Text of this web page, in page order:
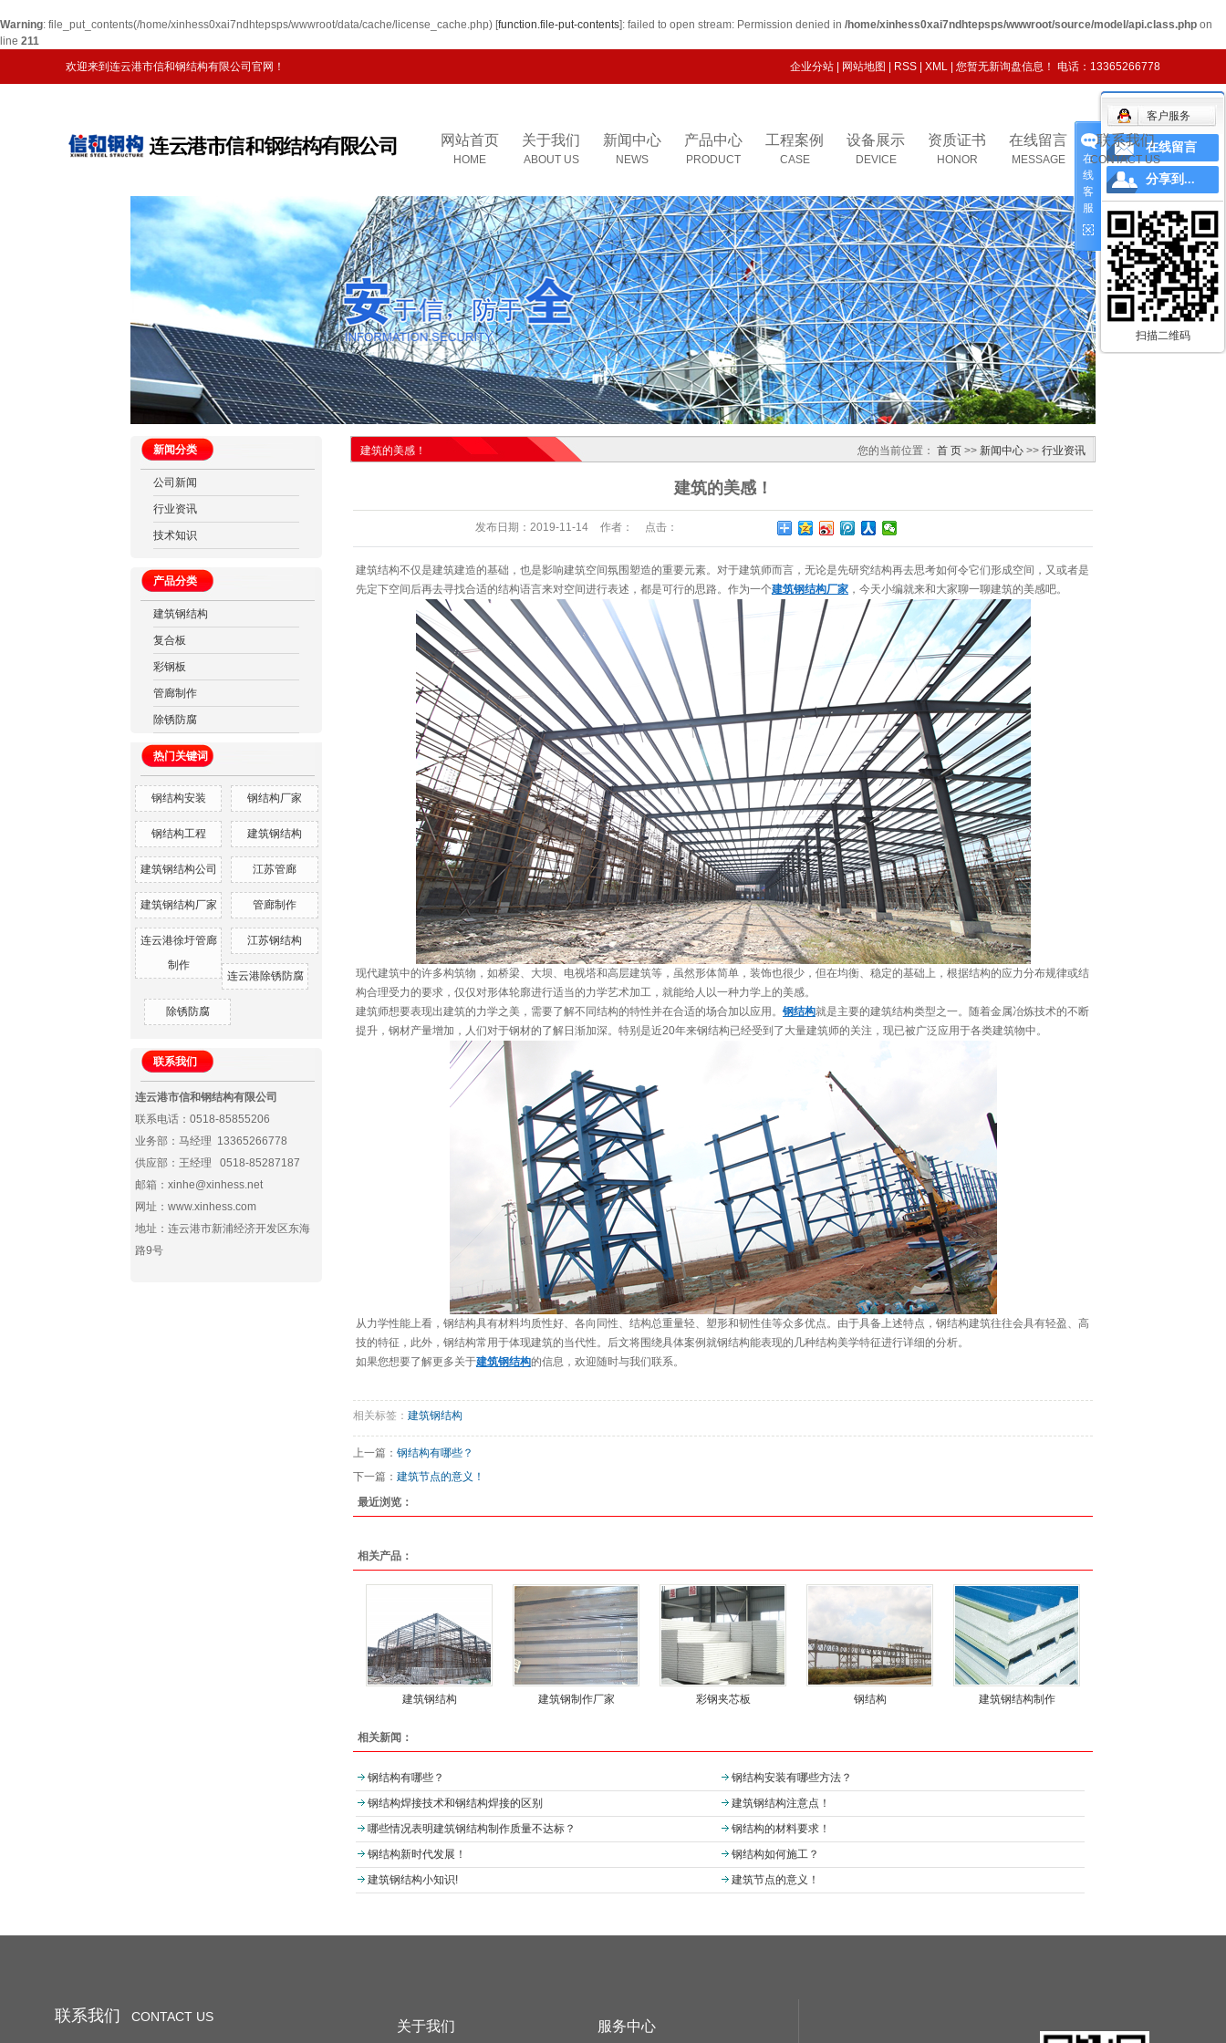
Warning: file_put_contents(/home/xinhess0xai7ndhtepsps/wwwroot/data/cache/license_cache.php) [function.file-put-contents]: failed to open stream: Permission denied in /home/xinhess0xai7ndhtepsps/wwwroot/source/model/api.class.php on
line 211
欢迎来到连云港市信和钢结构有限公司官网！
企业分站 网站地图 RSS XML 您暂无新询盘信息！ 电话：13365266778
网站首页
HOME
关于我们
ABOUT US
联系我们
车间现场
新闻中心
NEWS
行业资讯
技术知识
产品中心
PRODUCT
复合板
彩钢板
管廊制作
除锈防腐
工程案例
CASE
设备展示
DEVICE
资质证书
HONOR
在线留言
MESSAGE
联系我们
CONTACT US
新闻分类
公司新闻
行业资讯
技术知识
产品分类
建筑钢结构
复合板
彩钢板
管廊制作
除锈防腐
热门关键词
钢结构安装 钢结构厂家
钢结构工程 建筑钢结构
建筑钢结构公司 江苏管廊
建筑钢结构厂家 管廊制作
连云港徐圩管廊
制作
江苏钢结构
连云港除锈防腐
除锈防腐
联系我们
连云港市信和钢结构有限公司
联系电话：0518-85855206
业务部：马经理 13365266778
供应部：王经理 0518-85287187
邮箱：xinhe@xinhess.net
网址：www.xinhess.com
地址：连云港市新浦经济开发区东海
路9号
建筑的美感！ 您的当前位置： 首 页 >> 新闻中心 >> 行业资讯
建筑的美感！
发布日期： 2019-11-14 作者： 点击：
建筑结构不仅是建筑建造的基础，也是影响建筑空间氛围塑造的重要元素。对于建筑师而言，无论是先研究结构再去思考如何令它们形成空间，又或者是
先定下空间后再去寻找合适的结构语言来对空间进行表述，都是可行的思路。作为一个建筑钢结构厂家 ，今天小编就来和大家聊一聊建筑的美感吧。
现代建筑中的许多构筑物，如桥梁、大坝、电视塔和高层建筑等，虽然形体简单，装饰也很少，但在均衡、稳定的基础上，根据结构的应力分布规律或结
构合理受力的要求，仅仅对形体轮廓进行适当的力学艺术加工，就能给人以一种力学上的美感。
建筑师想要表现出建筑的力学之美，需要了解不同结构的特性并在合适的场合加以应用。 钢结构就是主要的建筑结构类型之一。随着金属冶炼技术的不断
提升，钢材产量增加，人们对于钢材的了解日渐加深。特别是近20年来钢结构已经受到了大量建筑师的关注，现已被广泛应用于各类建筑物中。
从力学性能上看，钢结构具有材料均质性好、各向同性、结构总重量轻、塑形和韧性佳等众多优点。由于具备上述特点，钢结构建筑往往会具有轻盈、高
技的特征，此外，钢结构常用于体现建筑的当代性。后文将围绕具体案例就钢结构能表现的几种结构美学特征进行详细的分析。
如果您想要了解更多关于建筑钢结构的信息，欢迎随时与我们联系。
相关标签： 建筑钢结构
上一篇： 钢结构有哪些？
下一篇： 建筑节点的意义！
最近浏览：
相关产品：
建筑钢结构 建筑钢制作厂家 彩钢夹芯板 钢结构 建筑钢结构制作
相关新闻：
钢结构有哪些？
钢结构安装有哪些方法？
钢结构焊接技术和钢结构焊接的区别
建筑钢结构注意点！
哪些情况表明建筑钢结构制作质量不达标？
钢结构的材料要求！
钢结构新时代发展！
钢结构如何施工？
建筑钢结构小知识!
建筑节点的意义！
联系我们 CONTACT US
关于我们 服务中心
在
线
客
服
客户服务
在线留言
分享到...
扫描二维码